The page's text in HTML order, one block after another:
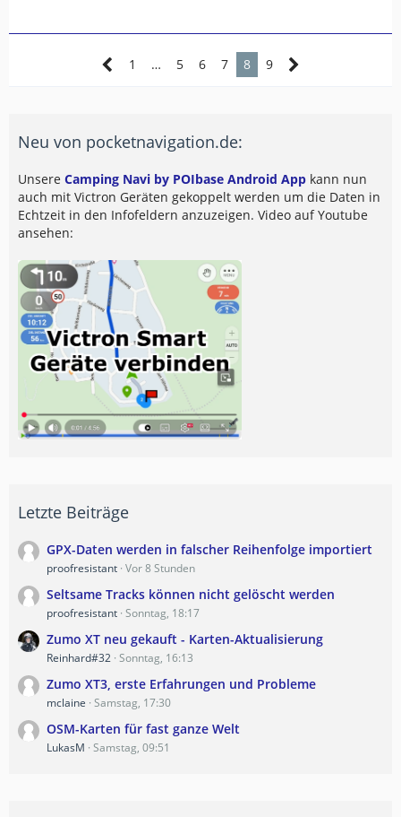
1 … 5 6 7 8 9
Neu von pocketnavigation.de:
Unsere Camping Navi by POIbase Android App kann nun
auch mit Victron Geräten gekoppelt werden um die Daten in
Echtzeit in den Infofeldern anzuzeigen. Video auf Youtube
ansehen:
Letzte Beiträge
GPX-Daten werden in falscher Reihenfolge importiert
proofresistant Vor 8 Stunden
Seltsame Tracks können nicht gelöscht werden
proofresistant Sonntag, 18:17
Zumo XT neu gekauft - Karten-Aktualisierung
Reinhard#32 Sonntag, 16:13
Zumo XT3, erste Erfahrungen und Probleme
mclaine Samstag, 17:30
OSM-Karten für fast ganze Welt
LukasM Samstag, 09:51